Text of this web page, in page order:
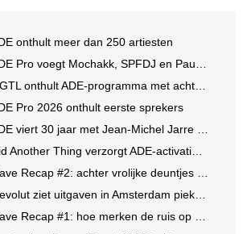
onthult meer dan 250 artiesten
Pro voegt Mochakk, SPFDJ en Paul Hartnoll toe aan jubileum line-up
onthult ADE-programma met acht shows op twee locaties
Pro 2026 onthult eerste sprekers
viert 30 jaar met Jean-Michel Jarre als eregast
Thing verzorgt ADE-activaties Dolby en Thuisbezorgd
Recap #2: achter vrolijke deuntjes schuilen serieuze woorden
ziet uitgaven in Amsterdam pieken tijdens ADE
Recap #1: hoe merken de ruis op social media doorbreken